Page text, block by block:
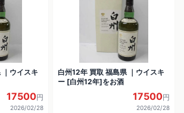
｜ウイスキ
17500円
2026/02/28
白州12年 買取 福島県 ｜ウイスキ
ー [白州12年]をお酒
17500円
2026/02/28